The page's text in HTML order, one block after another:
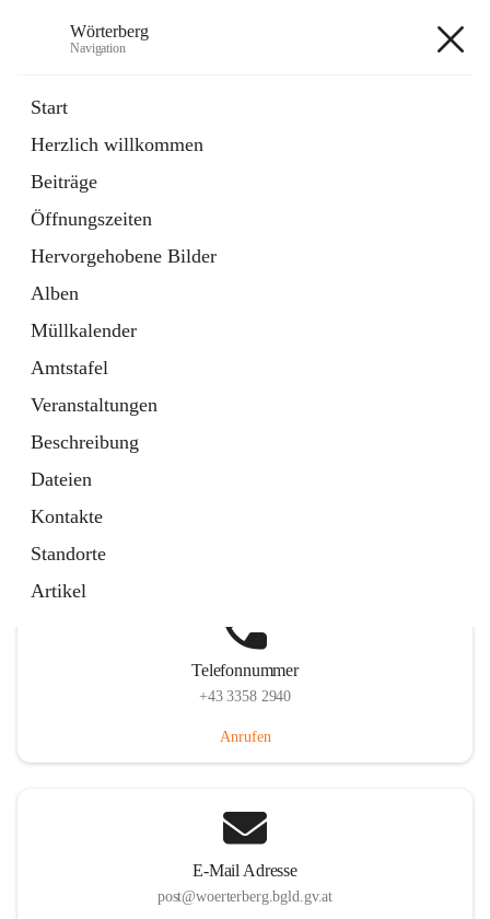
Wörterberg
Navigation
Start
Herzlich willkommen
Beiträge
Öffnungszeiten
Hervorgehobene Bilder
Alben
Müllkalender
Amtstafel
Veranstaltungen
Beschreibung
Dateien
Kontakte
Standorte
Artikel
5 Schnellzugriffe
Bürgerservice
9 Schnellzugriffe
Telefonnummer
+43 3358 2940
Anrufen
E-Mail Adresse
post@woerterberg.bgld.gv.at